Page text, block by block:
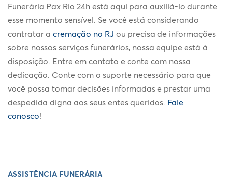
Funerária Pax Rio 24h está aqui para auxiliá-lo durante
esse momento sensível. Se você está considerando
contratar a cremação no RJ ou precisa de informações
sobre nossos serviços funerários, nossa equipe está à
disposição. Entre em contato e conte com nossa
dedicação. Conte com o suporte necessário para que
você possa tomar decisões informadas e prestar uma
despedida digna aos seus entes queridos. Fale
conosco!